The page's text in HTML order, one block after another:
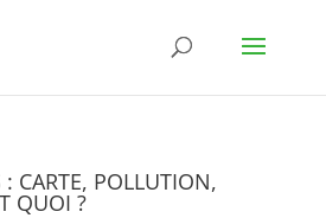
: CARTE, POLLUTION,
QUOI ?